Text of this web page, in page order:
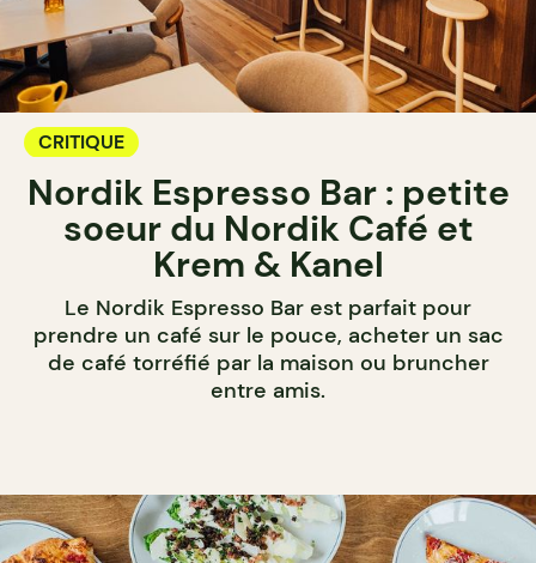
CRITIQUE
Nordik Espresso Bar : petite
soeur du Nordik Café et
Krem & Kanel
Le Nordik Espresso Bar est parfait pour
prendre un café sur le pouce, acheter un sac
de café torréfié par la maison ou bruncher
entre amis.